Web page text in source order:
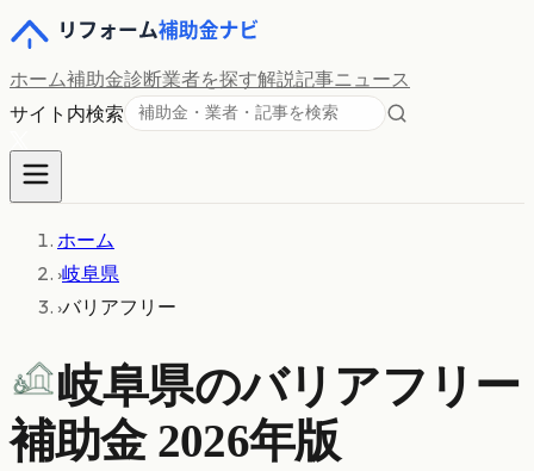
ホーム補助金診断業者を探す解説記事ニュース
サイト内検索
ホーム
›岐阜県
›バリアフリー
岐阜県のバリアフリー
補助金 2026年版